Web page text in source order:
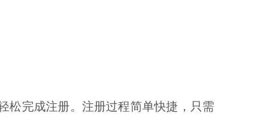
松完成注册。注册过程简单快捷，只需